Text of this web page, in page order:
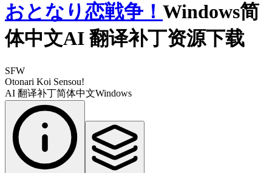
おとなり恋戦争！ Windows简
体中文AI 翻译补丁资源下载
SFW
Otonari Koi Sensou!
AI 翻译补丁简体中文Windows